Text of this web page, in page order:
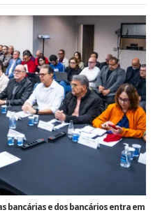
bancárias e dos bancários entra em